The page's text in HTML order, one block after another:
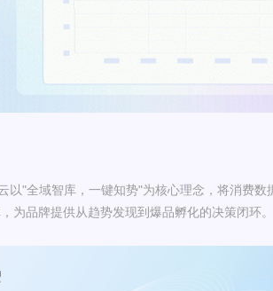
以"全域智库，一键知势"为核心理念，将消费
为品牌提供从趋势发现到爆品孵化的决策闭环。